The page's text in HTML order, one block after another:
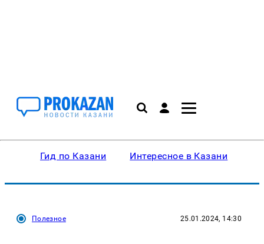
Гид по Казани Интересное в Казани
Полезное 25.01.2024, 14:30